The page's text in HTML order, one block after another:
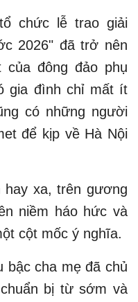
chức lễ trao giải
2026" đã trở nên
đông đảo phụ
gia đình chỉ mất ít
có những người
để kịp về Hà Nội
hay xa, trên gương
niềm háo hức và
cột mốc ý nghĩa.
bậc cha mẹ đã chủ
bị từ sớm và